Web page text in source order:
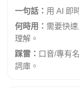
一句話： 用 AI 即
何時用： 需要快
理解。
踩雷： 口音/專有
詞庫。